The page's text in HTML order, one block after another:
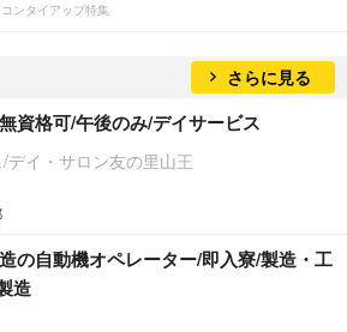
ンタイアップ特集
さらに見る
資格可/午後のみ/デイサービス
イ・サロン友の里山王
の自動機オペレーター/即入寮/製造・工
造